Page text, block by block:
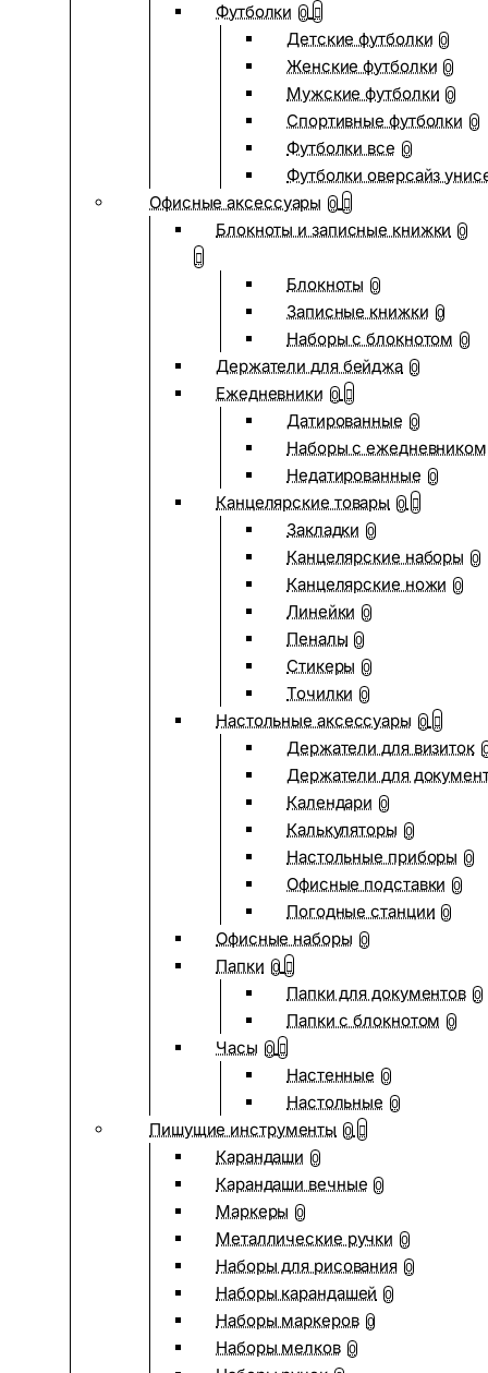
Футболки 0
Детские футболки 0
Женские футболки 0
Мужские футболки 0
Спортивные футболки 0
Футболки все 0
Футболки оверсайз
Офисные аксессуары 0
Блокноты и записные книжки 0
Блокноты 0
Записные книжки 0
Наборы с блокнотом 0
Держатели для бейджа 0
Ежедневники 0
Датированные 0
Наборы с ежедневником
Недатированные 0
Канцелярские товары 0
Закладки 0
Канцелярские наборы 0
Канцелярские ножи 0
Линейки 0
Пеналы 0
Стикеры 0
Точилки 0
Настольные аксессуары 0
Держатели для визиток
Держатели для
Календари 0
Калькуляторы 0
Настольные приборы 0
Офисные подставки 0
Погодные станции 0
Офисные наборы 0
Папки 0
Папки для документов 0
Папки с блокнотом 0
Часы 0
Настенные 0
Настольные 0
Пишущие инструменты 0
Карандаши 0
Карандаши вечные 0
Маркеры 0
Металлические ручки 0
Наборы для рисования 0
Наборы карандашей 0
Наборы маркеров 0
Наборы мелков 0